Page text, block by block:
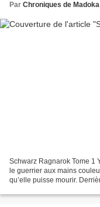
Par Chroniques de Madoka
Schwarz Ragnarok Tome 1
le guerrier aux mains
qu’elle puisse mourir.